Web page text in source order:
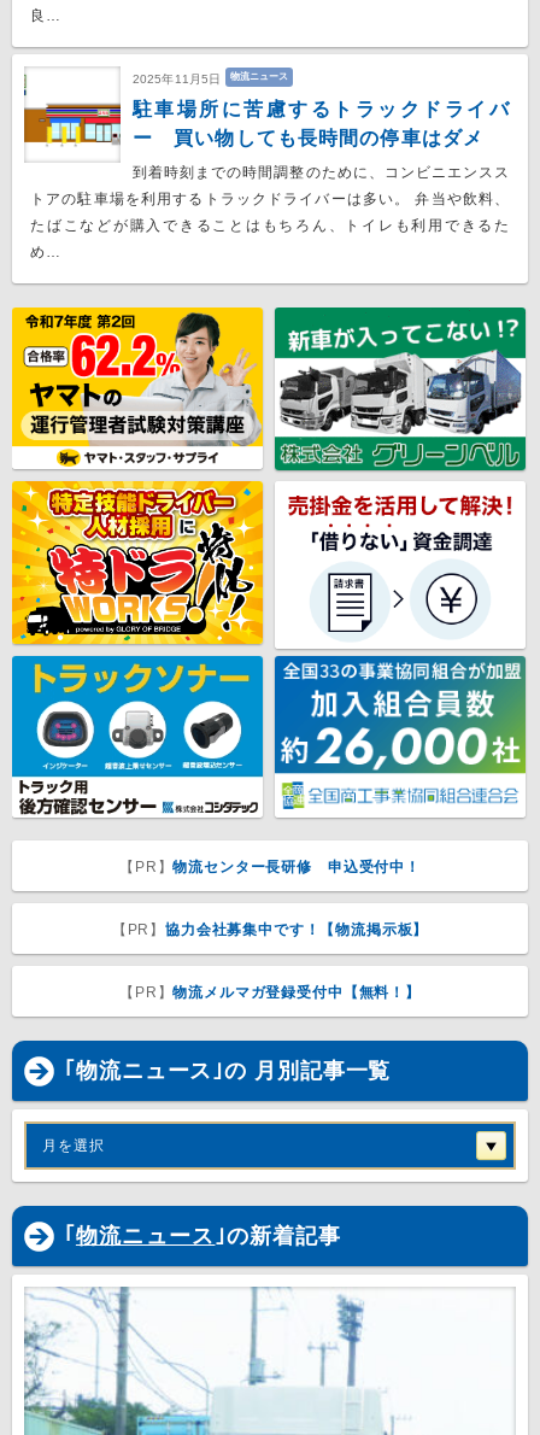
良…
2025年11月5日 物流ニュース
駐車場所に苦慮するトラックドライバ
ー 買い物しても長時間の停車はダメ
到着時刻までの時間調整のために、コンビニエンスス
トアの駐車場を利用するトラックドライバーは多い。 弁当や飲料、
たばこなどが購入できることはもちろん、トイレも利用できるた
め…
【PR】物流センター長研修 申込受付中！
【PR】協力会社募集中です！【物流掲示板】
【PR】物流メルマガ登録受付中【無料！】
｢物流ニュース｣の 月別記事一覧
月を選択
｢ 物流ニュース｣の新着記事